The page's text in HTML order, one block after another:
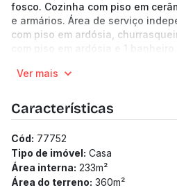
fosco. Cozinha com piso em
e armários. Área de serviço
com piso em ardósia,
com piso em ardósia e 1
Benefícios: Próximo ao
confirmação com nossa equipe).
Ver mais
Características
Cód: 77752
Tipo de imóvel: Casa
Área interna: 233m²
Área do terreno: 360m²